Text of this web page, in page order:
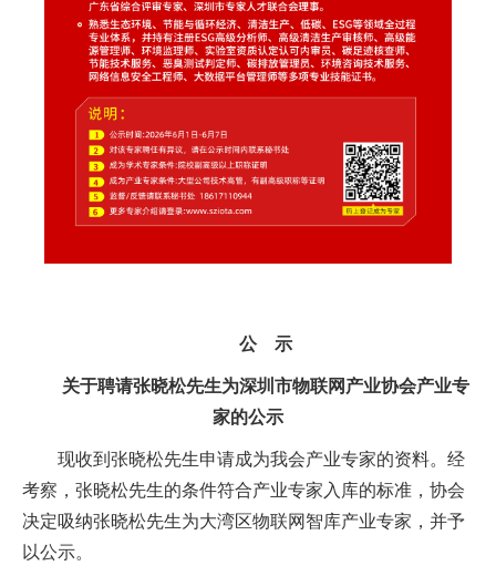
公 示
关于聘请张晓松先生为深圳市物联网产业协会产业专
家的公示
现收到张晓松先生申请成为我会产业专家的资料。经
考察，张晓松先生的条件符合产业专家入库的标准，协会
决定吸纳张晓松先生为大湾区物联网智库产业专家，并予
以公示。